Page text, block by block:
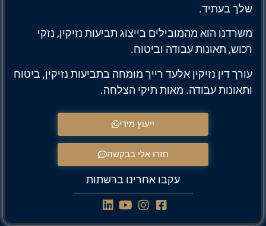
בעתיד.
הוא מהמובילים בייצוג תביעות נזיקין, נזקי
תאונות עבודה וביטוח.
דין נזיקין אלעד רייך מומחה בתביעות נזיקין, ביטוח
עבודה. מאות תיקי הצלחה.
ייעוץ מידי
חזרו אלי בבקשה
עקבו אחרינו ברשתות